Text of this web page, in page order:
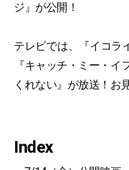
ジ』が公開！
テレビでは、『イコラ
『キャッチ・ミー・イ
くれない』が放送！お
Index